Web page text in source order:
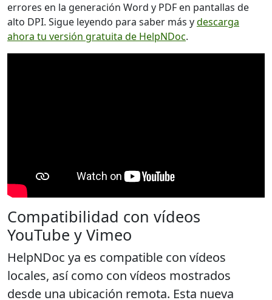
errores en la generación Word y PDF en pantallas de
alto DPI. Sigue leyendo para saber más ydescarga
ahora tu versión gratuita de HelpNDoc.
Compatibilidad con vídeos
YouTube y Vimeo
HelpNDoc ya es compatible con vídeos
locales, así como con vídeos mostrados
desde una ubicación remota. Esta nueva